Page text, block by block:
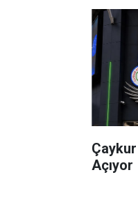
Çaykur
Açıyor